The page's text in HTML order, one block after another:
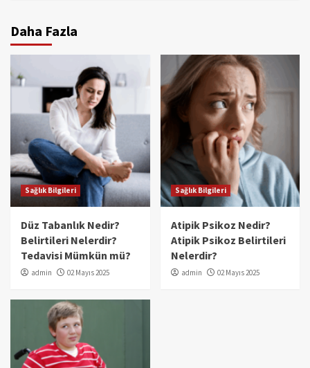
Daha Fazla
Sağlık Bilgileri
Düz Tabanlık Nedir?
Belirtileri Nelerdir?
Tedavisi Mümkün mü?
admin 02 Mayıs 2025
Sağlık Bilgileri
Atipik Psikoz Nedir?
Atipik Psikoz Belirtileri
Nelerdir?
admin 02 Mayıs 2025